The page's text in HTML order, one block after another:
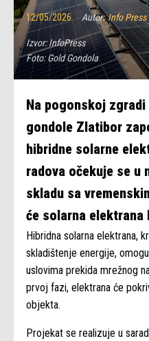
12/05/2026 Autor: Info Press
Izvor:InfoPress
Foto:Gold Gondola
Na pogonskoj
gondole Zlatibor
hibridne solarne
radova očekuje se u
skladu sa
će solarna elektrana
Hibridna solarna elektrana,
skladištenje energije,
uslovima prekida mrežnog
prvoj fazi, elektrana će
objekta.
Projekat se realizuje u